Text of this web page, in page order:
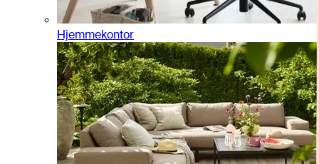
Hjemmekontor